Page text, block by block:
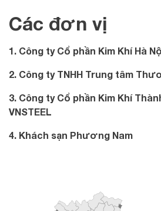
Các đơn vị
1. Công ty Cổ phần Kim Khí Hà
2. Công ty TNHH Trung tâm
3. Công ty Cổ phần Kim Khí
VNSTEEL
4. Khách sạn Phương Nam